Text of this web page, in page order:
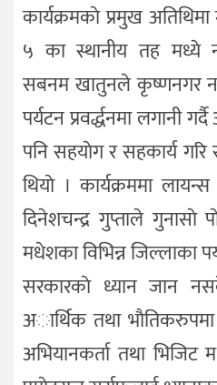
कार्यक्रमकाे प्रमुख
५ का स्थानीय तह मध्ये
सबनम खातुनले कृष्णनगर
पर्यटन प्रवर्द्धनमा लगानी
पनि सहयाेग र सहकार्य गरि
थियाे । कार्यक्रममा
दिनेशचन्द्र गुप्ताले
मधेशका विभिन्न जिल्लाका
सरकारकाे ध्यान जान
अार्थिक तथा
अभियानकर्ता तथा